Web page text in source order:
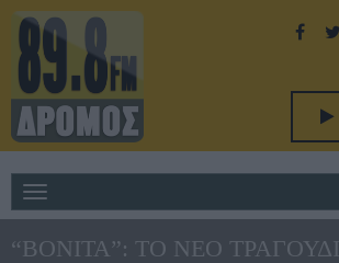
navigation
“BONITA”: ΤΟ ΝΈΟ ΤΡΑΓΟΥΔΙ